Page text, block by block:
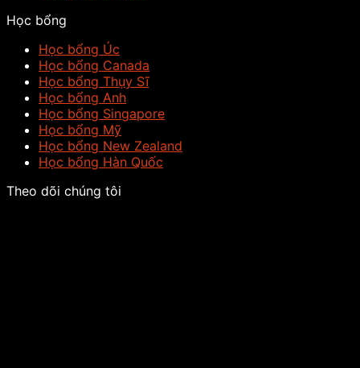
Học bổng
Học bổng Úc
Học bổng Canada
Học bổng Thụy Sĩ
Học bổng Anh
Học bổng Singapore
Học bổng Mỹ
Học bổng New Zealand
Học bổng Hàn Quốc
Theo dõi chúng tôi